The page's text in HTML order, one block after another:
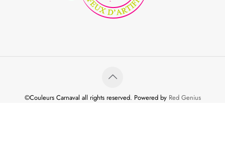
©Couleurs Carnaval all rights reserved. Powered by Red Genius